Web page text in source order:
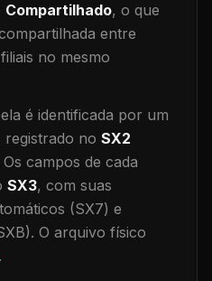
Compartilhado, o que
entre
no mesmo
é identificada por um
registrado no SX2
campos de cada
SX3, com suas
(SX7) e
O arquivo físico
.